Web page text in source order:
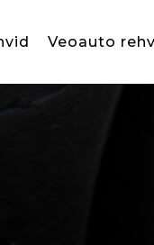
Veoauto